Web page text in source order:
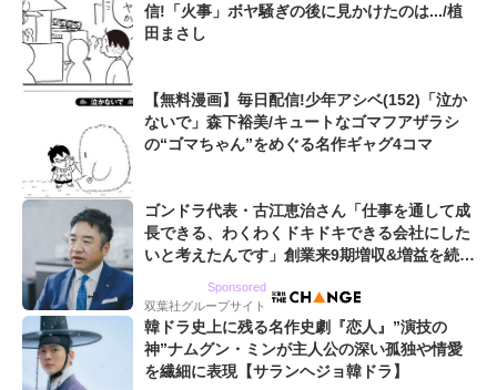
信!「火事」ボヤ騒ぎの後に見かけたのは.../植
田まさし
【無料漫画】毎日配信!少年アシベ(152)「泣か
ないで」森下裕美/キュートなゴマフアザラシ
の“ゴマちゃん”をめぐる名作ギャグ4コマ
ゴンドラ代表・古江恵治さん「仕事を通して成
長できる、わくわくドキドキできる会社にした
いと考えたんです」創業来9期増収&増益を続け
Sponsored
双葉社グループサイト
韓ドラ史上に残る名作史劇『恋人』”演技の
神”ナムグン・ミンが主人公の深い孤独や情愛
を繊細に表現【サランヘジョ韓ドラ】